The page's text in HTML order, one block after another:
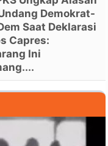
Demokrat-
Saat Deklarasi
Capres:
Ini